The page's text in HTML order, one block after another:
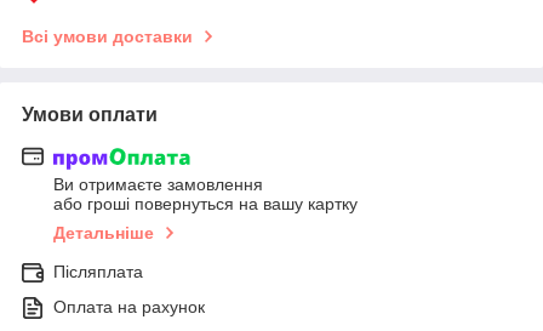
Всі умови доставки
Умови оплати
Ви отримаєте замовлення
або гроші повернуться на вашу картку
Детальніше
Післяплата
Оплата на рахунок